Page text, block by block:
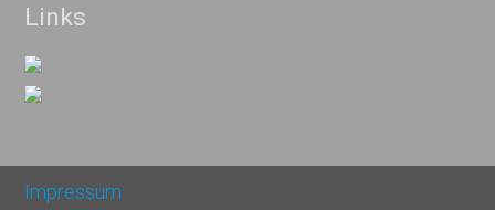
Links
Impressum